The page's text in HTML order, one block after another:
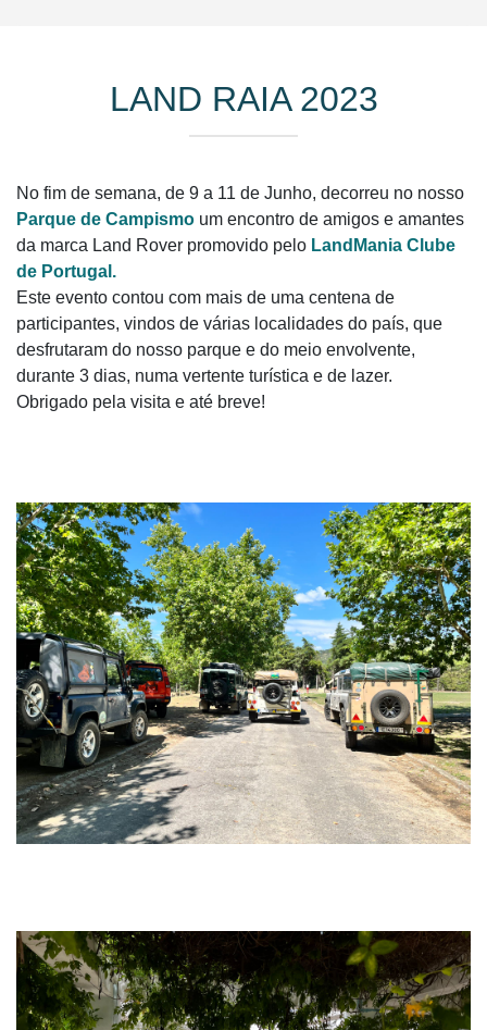
LAND RAIA 2023
No fim de semana, de 9 a 11 de Junho, decorreu no nosso
Parque de Campismo um encontro de amigos e amantes
da marca Land Rover promovido pelo LandMania Clube
de Portugal .
Este evento contou com mais de uma centena de
participantes, vindos de várias localidades do país, que
desfrutaram do nosso parque e do meio envolvente,
durante 3 dias, numa vertente turística e de lazer.
Obrigado pela visita e até breve!